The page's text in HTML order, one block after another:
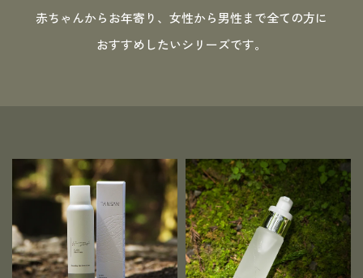
赤ちゃんからお年寄り、女性から男性まで全ての方に
おすすめしたいシリーズです。